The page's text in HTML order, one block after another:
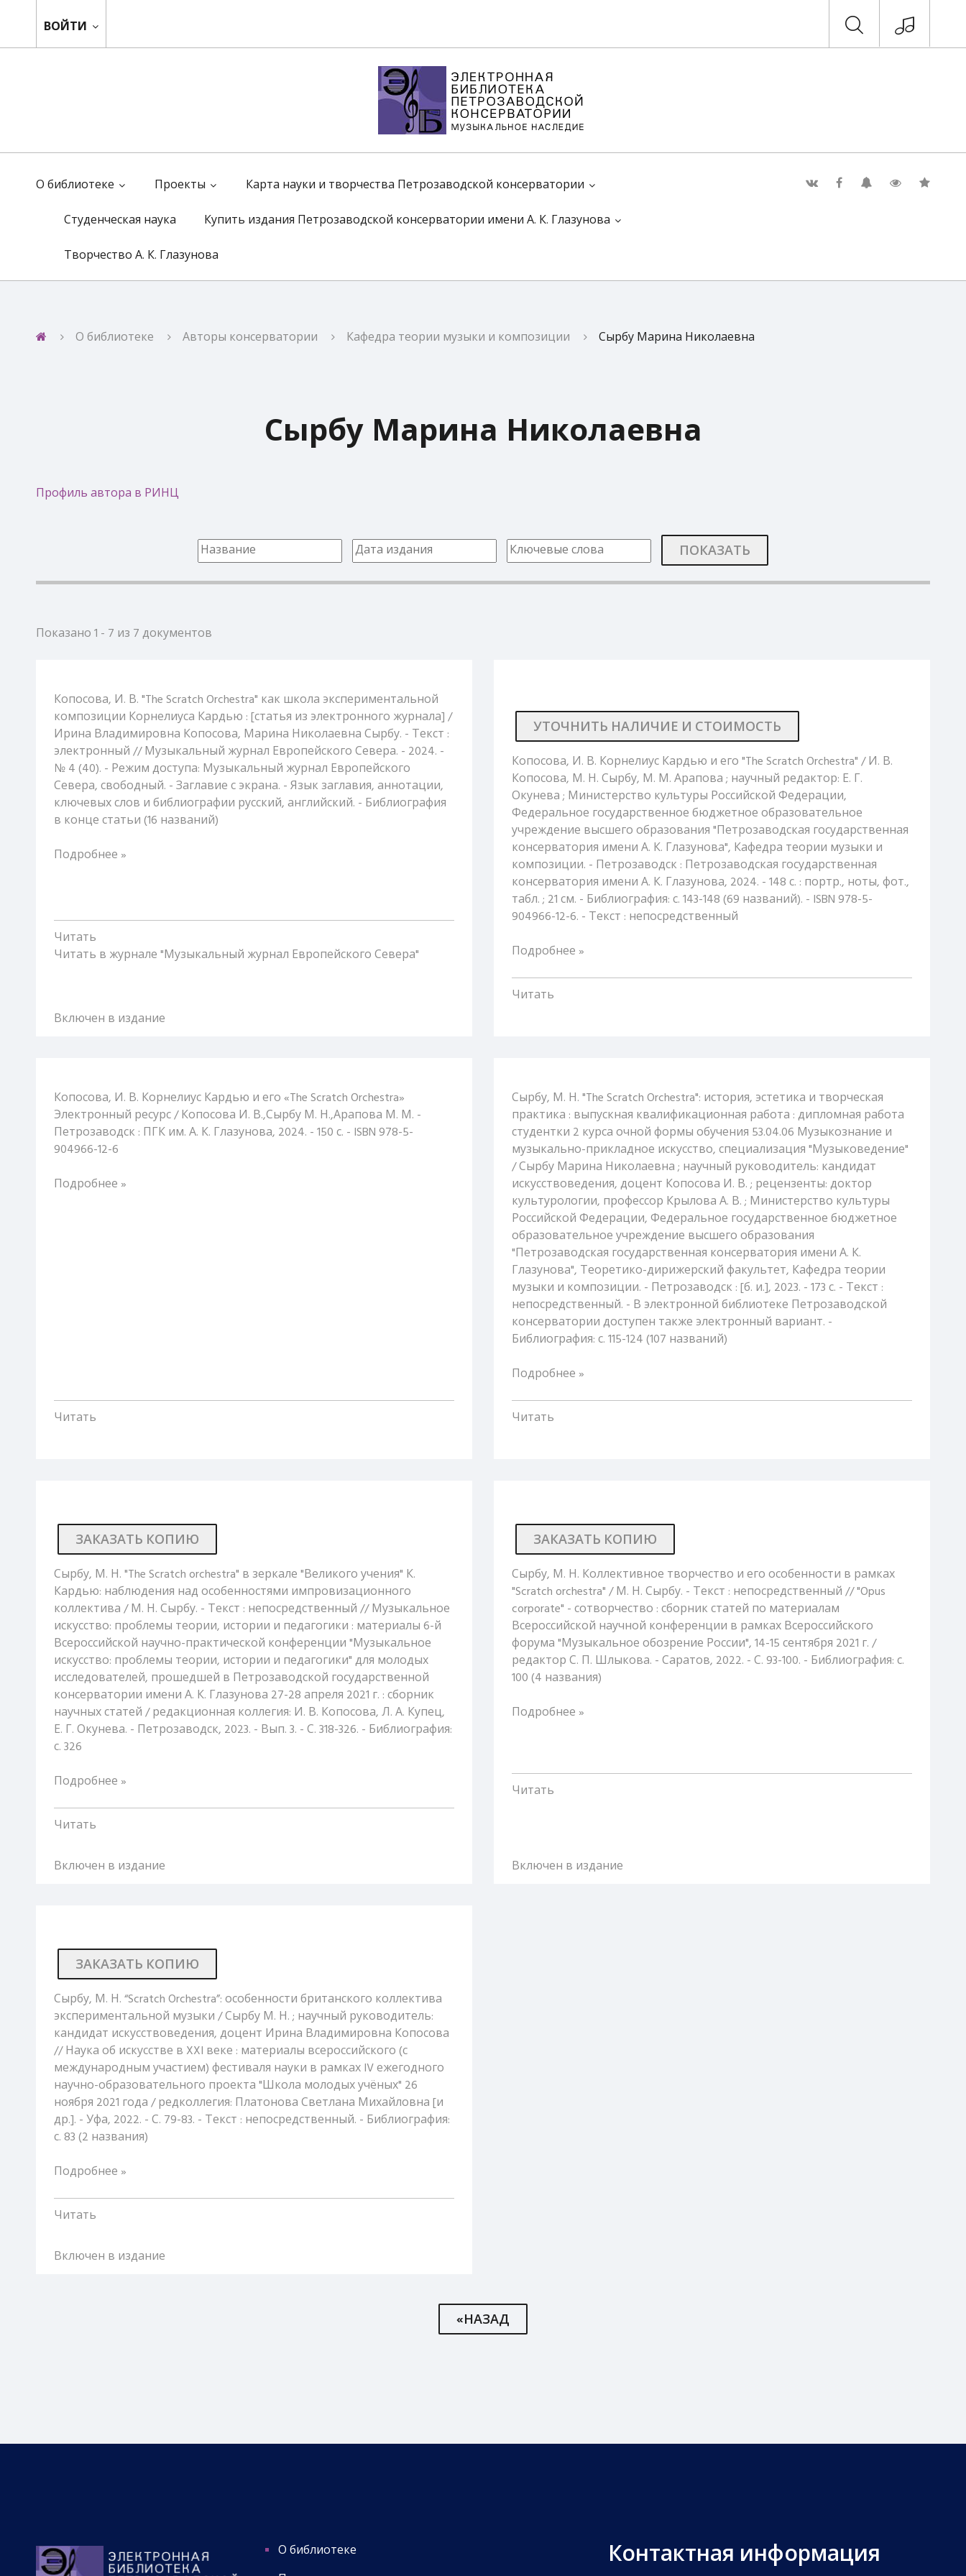
ВОЙТИ
О библиотеке Проекты
Карта науки и творчества Петрозаводской консерватории
Студенческая наука
Купить издания Петрозаводской консерватории имени А. К. Глазунова
Творчество А. К. Глазунова
О библиотеке Авторы консерватории Кафедра теории музыки и композиции Сырбу Марина Николаевна
Сырбу Марина Николаевна
Профиль автора в РИНЦ
ПОКАЗАТЬ
Показано 1 - 7 из 7 документов
Копосова, И. В. "The Scratch Orchestra" как школа экспериментальной
композиции Корнелиуса Кардью : [статья из электронного журнала] /
Ирина Владимировна Копосова, Марина Николаевна Сырбу. - Текст :
электронный // Музыкальный журнал Европейского Севера. - 2024. -
№ 4 (40). - Режим доступа: Музыкальный журнал Европейского
Севера, свободный. - Заглавие с экрана. - Язык заглавия, аннотации,
ключевых слов и библиографии русский, английский. - Библиография
в конце статьи (16 названий)
Подробнее »
Читать
Читать в журнале "Музыкальный журнал Европейского Севера"
Включен в издание
УТОЧНИТЬ НАЛИЧИЕ И СТОИМОСТЬ
Копосова, И. В. Корнелиус Кардью и его "The Scratch Orchestra" / И. В.
Копосова, М. Н. Сырбу, М. М. Арапова ; научный редактор: Е. Г.
Окунева ; Министерство культуры Российской Федерации,
Федеральное государственное бюджетное образовательное
учреждение высшего образования "Петрозаводская государственная
консерватория имени А. К. Глазунова", Кафедра теории музыки и
композиции. - Петрозаводск : Петрозаводская государственная
консерватория имени А. К. Глазунова, 2024. - 148 с. : портр., ноты, фот.,
табл. ; 21 см. - Библиография: с. 143-148 (69 названий). - ISBN 978-5-
904966-12-6. - Текст : непосредственный
Подробнее »
Читать
Копосова, И. В. Корнелиус Кардью и его «The Scratch Orchestra»
Электронный ресурс / Копосова И. В.,Сырбу М. Н.,Арапова М. М. -
Петрозаводск : ПГК им. А. К. Глазунова, 2024. - 150 с. - ISBN 978-5-
904966-12-6
Подробнее »
Читать
Сырбу, М. Н. "The Scratch Orchestra": история, эстетика и творческая
практика : выпускная квалификационная работа : дипломная работа
студентки 2 курса очной формы обучения 53.04.06 Музыкознание и
музыкально-прикладное искусство, специализация "Музыковедение"
/ Сырбу Марина Николаевна ; научный руководитель: кандидат
искусствоведения, доцент Копосова И. В. ; рецензенты: доктор
культурологии, профессор Крылова А. В. ; Министерство культуры
Российской Федерации, Федеральное государственное бюджетное
образовательное учреждение высшего образования
"Петрозаводская государственная консерватория имени А. К.
Глазунова", Теоретико-дирижерский факультет, Кафедра теории
музыки и композиции. - Петрозаводск : [б. и.], 2023. - 173 с. - Текст :
непосредственный. - В электронной библиотеке Петрозаводской
консерватории доступен также электронный вариант. -
Библиография: с. 115-124 (107 названий)
Подробнее »
Читать
ЗАКАЗАТЬ КОПИЮ
Сырбу, М. Н. "The Scratch orchestra" в зеркале "Великого учения" К.
Кардью: наблюдения над особенностями импровизационного
коллектива / М. Н. Сырбу. - Текст : непосредственный // Музыкальное
искусство: проблемы теории, истории и педагогики : материалы 6-й
Всероссийской научно-практической конференции "Музыкальное
искусство: проблемы теории, истории и педагогики" для молодых
исследователей, прошедшей в Петрозаводской государственной
консерватории имени А. К. Глазунова 27-28 апреля 2021 г. : сборник
научных статей / редакционная коллегия: И. В. Копосова, Л. А. Купец,
Е. Г. Окунева. - Петрозаводск, 2023. - Вып. 3. - С. 318-326. - Библиография:
с. 326
Подробнее »
Читать
Включен в издание
ЗАКАЗАТЬ КОПИЮ
Сырбу, М. Н. Коллективное творчество и его особенности в рамках
"Scratch orchestra" / М. Н. Сырбу. - Текст : непосредственный // "Opus
corporate" - сотворчество : сборник статей по материалам
Всероссийской научной конференции в рамках Всероссийского
форума "Музыкальное обозрение России", 14-15 сентября 2021 г. /
редактор С. П. Шлыкова. - Саратов, 2022. - С. 93-100. - Библиография: с.
100 (4 названия)
Подробнее »
Читать
Включен в издание
ЗАКАЗАТЬ КОПИЮ
Сырбу, М. Н. “Scratch Orchestra”: особенности британского коллектива
экспериментальной музыки / Сырбу М. Н. ; научный руководитель:
кандидат искусствоведения, доцент Ирина Владимировна Копосова
// Наука об искусстве в XXI веке : материалы всероссийского (с
международным участием) фестиваля науки в рамках IV ежегодного
научно-образовательного проекта "Школа молодых учёных" 26
ноября 2021 года / редколлегия: Платонова Светлана Михайловна [и
др.]. - Уфа, 2022. - С. 79-83. - Текст : непосредственный. - Библиография:
с. 83 (2 названия)
Подробнее »
Читать
Включен в издание
«НАЗАД
О библиотеке
Контактная информация